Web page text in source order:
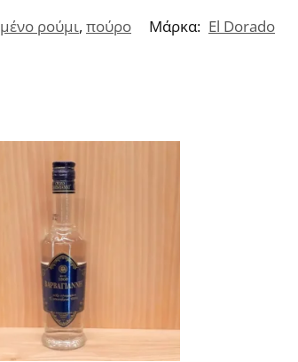
ρούμι, πούρο Μάρκα: El Dorado